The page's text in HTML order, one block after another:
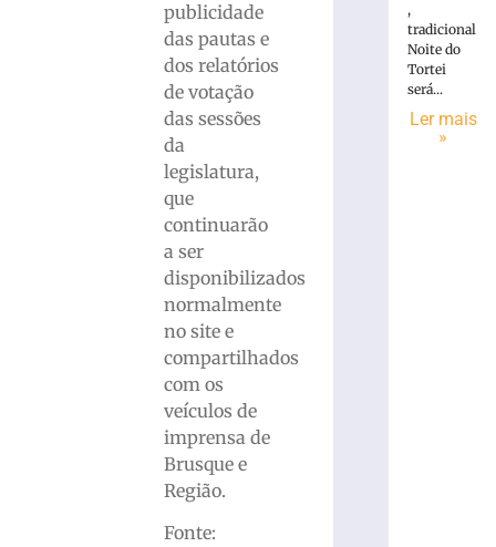
publicidade
das pautas e
dos relatórios
de votação
das sessões
da
legislatura,
que
continuarão
a ser
disponibilizados
normalmente
no site e
compartilhados
com os
veículos de
imprensa de
Brusque e
Região.
Fonte:
,
tradicional
Noite do
Tortei
será...
Ler mais
»